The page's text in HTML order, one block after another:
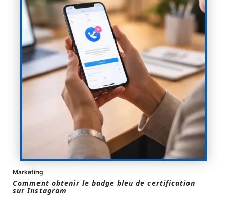
Marketing
Comment obtenir le badge bleu de certification
sur Instagram